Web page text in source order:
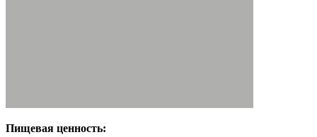
Пищевая ценность: